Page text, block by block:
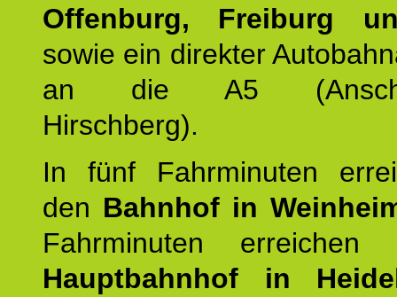
Offenburg, Freiburg
sowie ein direkter
an die A5
Hirschberg).
In fünf Fahrminuten
den Bahnhof in
Fahrminuten
Hauptbahnhof in